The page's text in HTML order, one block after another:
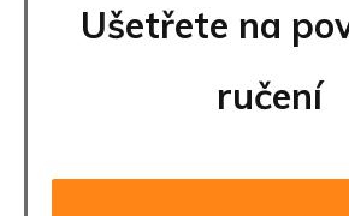
Ušetřete na
ručení